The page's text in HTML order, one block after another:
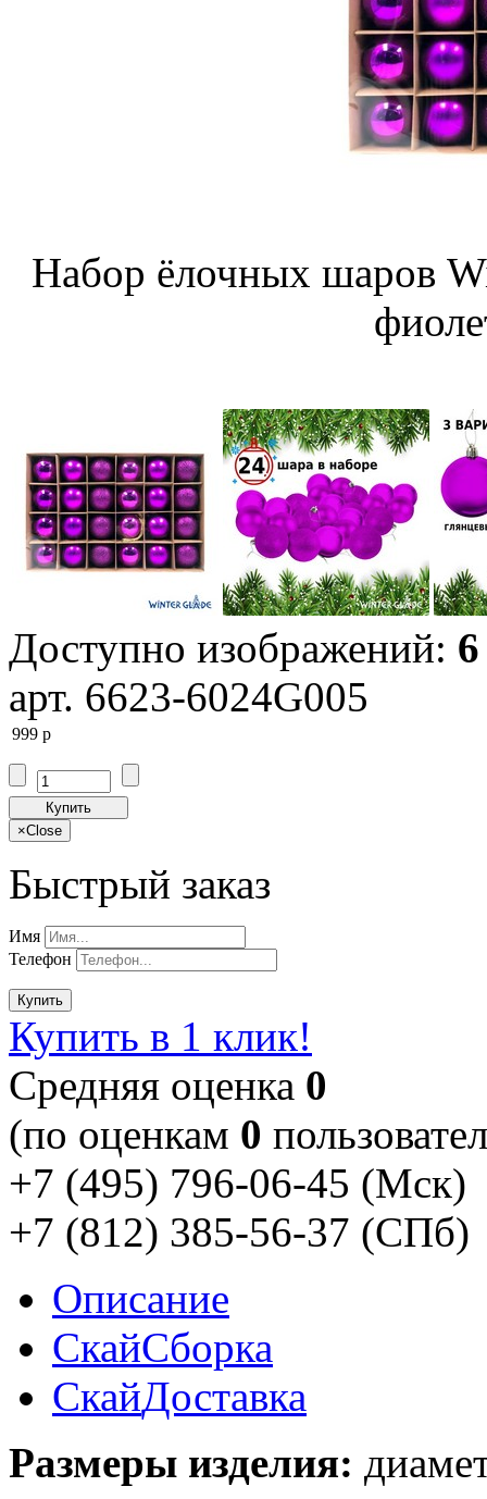
Набор ёлочных шаров
Доступно изображений: 6
арт. 6623-6024G005
999 p
Купить
×Close
Быстрый заказ
Имя
Телефон
Купить
Купить в 1 клик!
Cредняя оценка 0
(по оценкам 0
+7 (495) 796-06-45 (Мск)
+7 (812) 385-56-37 (СПб)
Описание
СкайСборка
СкайДоставка
Размеры изделия: